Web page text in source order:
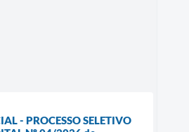
- PROCESSO SELETIVO